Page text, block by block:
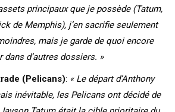
principaux que je possède (Tatum,
de Memphis), j’en sacrifie seulement
mais je garde de quoi encore
dans d’autres dossiers. »
(Pelicans): « Le départ d’Anthony
inévitable, les Pelicans ont décidé de